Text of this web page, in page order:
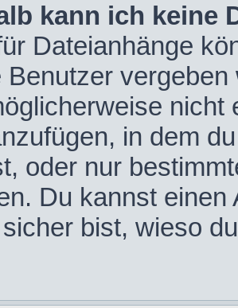
kann ich keine
Dateianhänge
Benutzer
nicht
in dem
oder nur
Du kannst
bist, wieso